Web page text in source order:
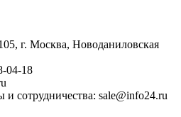
г. Москва, Новоданиловская
04-18
сотрудничества: sale@info24.ru